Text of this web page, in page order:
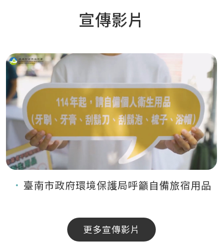
宣傳影片
臺南市政府環境保護局呼籲自備旅宿用品
更多宣傳影片